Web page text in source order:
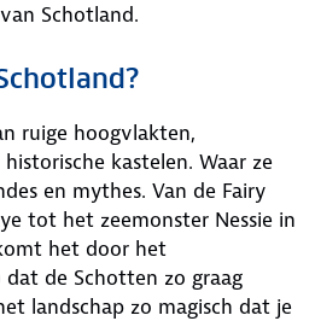
Schotland.
ruige hoogvlakten,
kastelen. Waar ze
en mythes. Van de Fairy
tot het zeemonster Nessie in
het door het
dat de Schotten zo graag
landschap zo magisch dat je